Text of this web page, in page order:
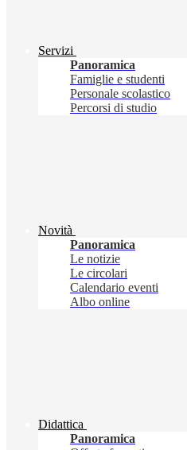
Servizi
Panoramica
Famiglie e studenti
Personale scolastico
Percorsi di studio
Novità
Panoramica
Le notizie
Le circolari
Calendario eventi
Albo online
Didattica
Panoramica